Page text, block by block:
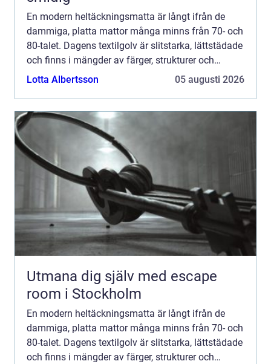
En modern heltäckningsmatta är långt ifrån de
dammiga, platta mattor många minns från 70- och
80-talet. Dagens textilgolv är slitstarka, lättstädade
och finns i mängder av färger, strukturer och
kvaliteter. För den som letar efter
Lotta Albertsson 05 augusti 2026
Utmana dig själv med escape
room i Stockholm
En modern heltäckningsmatta är långt ifrån de
dammiga, platta mattor många minns från 70- och
80-talet. Dagens textilgolv är slitstarka, lättstädade
och finns i mängder av färger, strukturer och